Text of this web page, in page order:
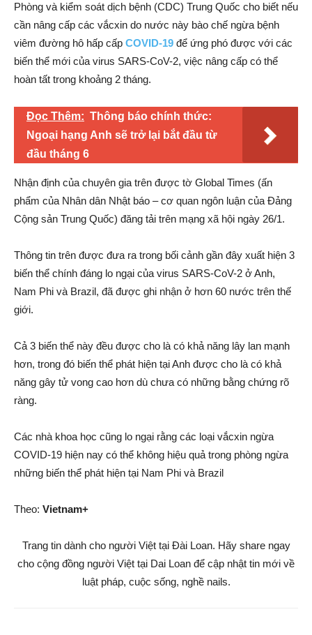
Phòng và kiểm soát dịch bệnh (CDC) Trung Quốc cho biết nếu
cần nâng cấp các vắcxin do nước này bào chế ngừa bệnh
viêm đường hô hấp cấp COVID-19 để ứng phó được với các
biến thể mới của virus SARS-CoV-2, việc nâng cấp có thể
hoàn tất trong khoảng 2 tháng.
Đọc Thêm: Thông báo chính thức:
Ngoại hạng Anh sẽ trở lại bắt đầu từ
đầu tháng 6
Nhận định của chuyên gia trên được tờ Global Times (ấn
phẩm của Nhân dân Nhật báo – cơ quan ngôn luận của Đảng
Cộng sản Trung Quốc) đăng tải trên mạng xã hội ngày 26/1.
Thông tin trên được đưa ra trong bối cảnh gần đây xuất hiện 3
biến thể chính đáng lo ngại của virus SARS-CoV-2 ở Anh,
Nam Phi và Brazil, đã được ghi nhận ở hơn 60 nước trên thế
giới.
Cả 3 biến thể này đều được cho là có khả năng lây lan mạnh
hơn, trong đó biến thể phát hiện tại Anh được cho là có khả
năng gây tử vong cao hơn dù chưa có những bằng chứng rõ
ràng.
Các nhà khoa học cũng lo ngại rằng các loại vắcxin ngừa
COVID-19 hiện nay có thể không hiệu quả trong phòng ngừa
những biến thể phát hiện tại Nam Phi và Brazil
Theo: Vietnam+
Trang tin dành cho người Việt tại Đài Loan. Hãy share ngay
cho cộng đồng người Việt tại Dai Loan để cập nhật tin mới về
luật pháp, cuộc sống, nghề nails.